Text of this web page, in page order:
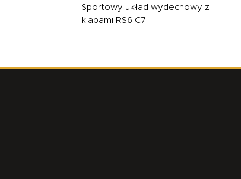
Sportowy układ wydechowy z
klapami RS6 C7